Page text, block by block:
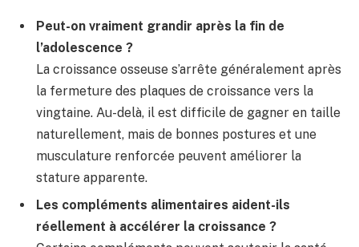
Peut-on vraiment grandir après la fin de
l’adolescence ?
La croissance osseuse s’arrête généralement après
la fermeture des plaques de croissance vers la
vingtaine. Au-delà, il est difficile de gagner en taille
naturellement, mais de bonnes postures et une
musculature renforcée peuvent améliorer la
stature apparente.
Les compléments alimentaires aident-ils
réellement à accélérer la croissance ?